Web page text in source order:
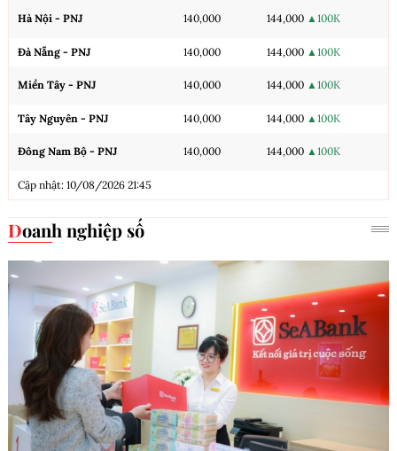
Hà Nội - PNJ 140,000 144,000 ▲100K
Đà Nẵng - PNJ 140,000 144,000 ▲100K
Miền Tây - PNJ 140,000 144,000 ▲100K
Tây Nguyên - PNJ 140,000 144,000 ▲100K
Đông Nam Bộ - PNJ 140,000 144,000 ▲100K
Cập nhật: 10/08/2026 21:45
Doanh nghiệp số